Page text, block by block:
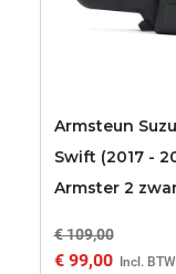
Armsteun
Swift (2017 -
Armster 2
€ 109,00
€ 99,00